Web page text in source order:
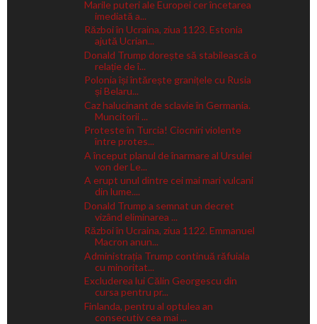
Marile puteri ale Europei cer încetarea
imediată a...
Război în Ucraina, ziua 1123. Estonia
ajută Ucrian...
Donald Trump dorește să stabilească o
relație de î...
Polonia își întărește granițele cu Rusia
și Belaru...
Caz halucinant de sclavie în Germania.
Muncitorii ...
Proteste în Turcia! Ciocniri violente
între protes...
A început planul de înarmare al Ursulei
von der Le...
A erupt unul dintre cei mai mari vulcani
din lume....
Donald Trump a semnat un decret
vizând eliminarea ...
Război în Ucraina, ziua 1122. Emmanuel
Macron anun...
Administrația Trump continuă răfuiala
cu minoritat...
Excluderea lui Călin Georgescu din
cursa pentru pr...
Finlanda, pentru al optulea an
consecutiv cea mai ...